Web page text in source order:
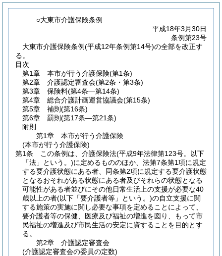
○大東市介護保険条例
平成18年3月30日
条例第23号
大東市介護保険条例(平成12年条例第14号)の全部を改正す
る。
目次
第1章
本市が行う介護保険(第1条)
第2章
介護認定審査会(第2条・第3条)
第3章
保険料(第4条―第14条)
第4章
総合介護計画運営協議会(第15条)
第5章
補則 (第16条)
第6章
罰則 (第17条―第21条)
附則
第1章
本市が行う介護保険
(本市が行う介護保険)
第1条
この条例は、介護保険法(平成9年法律第123号。以下
「法」という。)に定めるもののほか、法第7条第1項に規定
する要介護状態にある者、同条第2項に規定する要介護状態
となるおそれがある状態にある者及びそれらの状態となる
可能性がある者並びにその他日常生活上の支援が必要な40
歳以上の者(以下「要介護者等」という。)の自立支援に関
する施策の実施に関し必要な事項を定めることによって、
要介護者等の保健、医療及び福祉の増進を図り、もって市
民福祉の増進及び市民生活の安定に資することを目的とす
る。
第2章
介護認定審査会
(介護認定審査会の委員の定数)